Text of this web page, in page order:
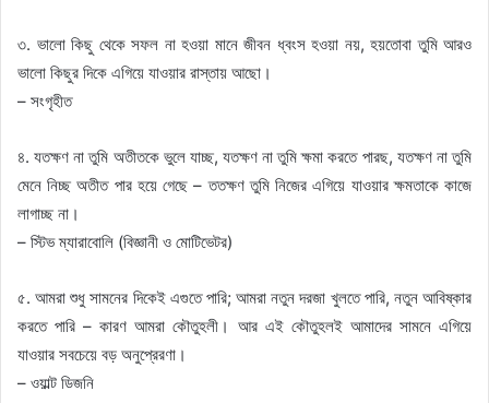
৩. ভালো কিছু থেকে সফল না হওয়া মানে জীবন ধ্বংস হওয়া নয়, হয়তোবা তুমি আরও
ভালো কিছুর দিকে এগিয়ে যাওয়ার রাস্তায় আছো।
– সংগৃহীত
৪. যতক্ষণ না তুমি অতীতকে ভুলে যাচ্ছ, যতক্ষণ না তুমি ক্ষমা করতে পারছ, যতক্ষণ না তুমি
মেনে নিচ্ছ অতীত পার হয়ে গেছে – ততক্ষণ তুমি নিজের এগিয়ে যাওয়ার ক্ষমতাকে কাজে
লাগাচ্ছ না।
– স্টিভ ম্যারাবোলি (বিজ্ঞানী ও মোটিভেটর)
৫. আমরা শুধু সামনের দিকেই এগুতে পারি; আমরা নতুন দরজা খুলতে পারি, নতুন আবিষ্কার
করতে পারি – কারণ আমরা কৌতুহলী। আর এই কৌতুহলই আমাদের সামনে এগিয়ে
যাওয়ার সবচেয়ে বড় অনুপ্রেরণা।
– ওয়াল্ট ডিজনি